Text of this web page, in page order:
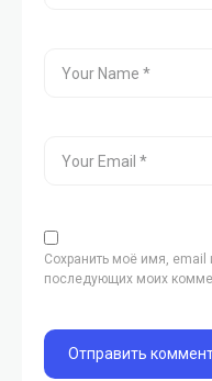
Сохранить моё имя, email
последующих моих